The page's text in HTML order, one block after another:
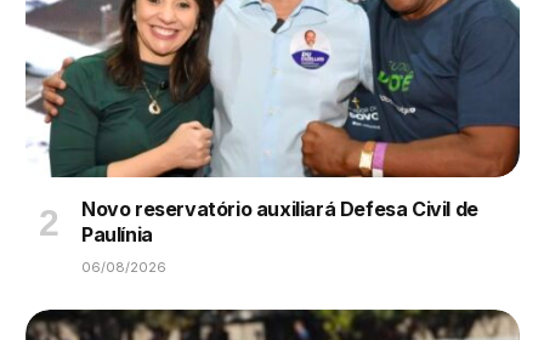
Novo reservatório auxiliará Defesa Civil de
Paulínia
06/08/2026